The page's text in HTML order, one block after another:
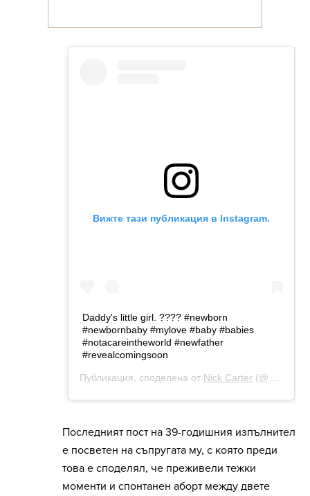
Последният пост на 39-годишния изпълнител
е посветен на съпругата му, с която преди
това е споделял, че преживели тежки
моменти и спонтанен аборт между двете